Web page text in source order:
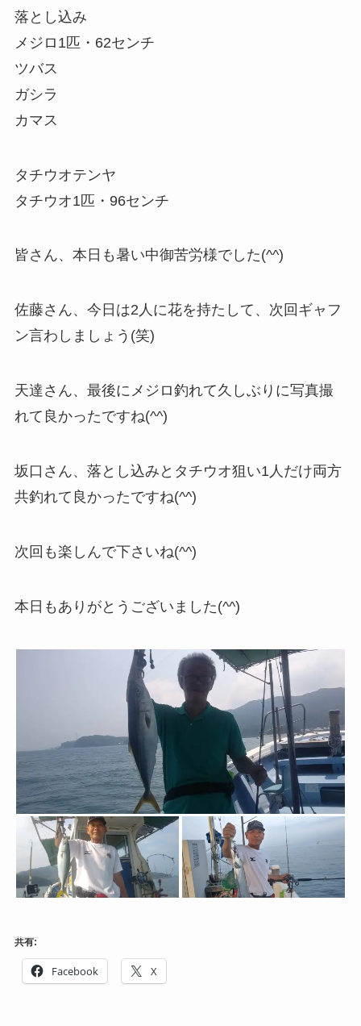
落とし込み
メジロ1匹・62センチ
ツバス
ガシラ
カマス
タチウオテンヤ
タチウオ1匹・96センチ
皆さん、本日も暑い中御苦労様でした(^^)
佐藤さん、今日は2人に花を持たして、次回ギャフ
ン言わしましょう(笑)
天達さん、最後にメジロ釣れて久しぶりに写真撮
れて良かったですね(^^)
坂口さん、落とし込みとタチウオ狙い1人だけ両方
共釣れて良かったですね(^^)
次回も楽しんで下さいね(^^)
本日もありがとうございました(^^)
共有:
Facebook X